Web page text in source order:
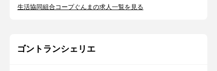
生活協同組合コープぐんまの求人一覧を見る
ゴントランシェリエ